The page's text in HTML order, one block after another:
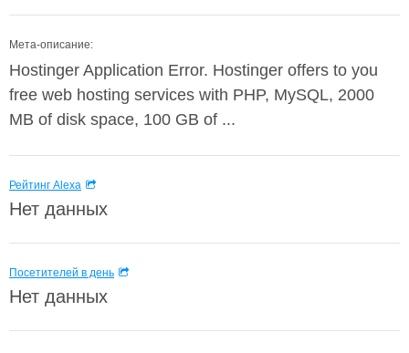
Мета-описание:
Hostinger Application Error. Hostinger offers to you
free web hosting services with PHP, MySQL, 2000
MB of disk space, 100 GB of ...
Рейтинг Alexa
Нет данных
Посетителей в день
Нет данных